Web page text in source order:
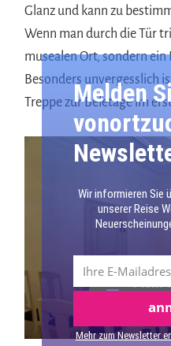
Glanz und kann zu
Wenn man durch die Tür
musealen Ort, sondern ein
Besonders unvergesslich
Treppe zur Beletage im
Mehr
Melden
Wir informieren Sie
unserer Reise
Mehr zum Newsletter